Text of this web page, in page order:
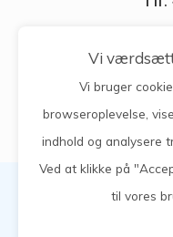
Vi
Vi bruger
browseroplevelse,
indhold og analysere
Ved at klikke på
til vores